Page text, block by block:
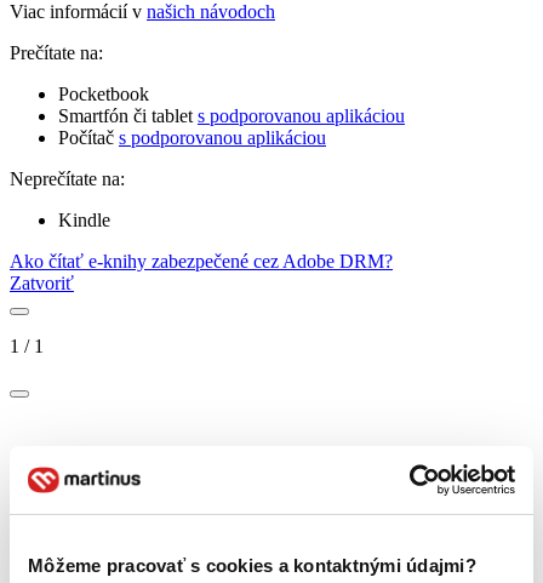
Môžeme pracovať s cookies a kontaktnými údajmi?
Viac informácií v našich návodoch
Prečítate na:
Pocketbook
Smartfón či tablet s podporovanou aplikáciou
Počítač s podporovanou aplikáciou
Neprečítate na:
Kindle
Ako čítať e-knihy zabezpečené cez Adobe DRM?
Zatvoriť
1 / 1